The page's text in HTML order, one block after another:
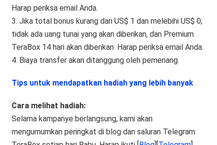
Harap periksa email Anda.
3. Jika total bonus kurang dari US$ 1 dan melebihi US$ 0,
tidak ada uang tunai yang akan diberikan, dan Premium
TeraBox 14 hari akan diberikan. Harap periksa email Anda.
4. Biaya transfer akan ditanggung oleh pemenang.
Tips untuk mendapatkan hadiah yang lebih banyak
Cara melihat hadiah:
Selama kampanye berlangsung, kami akan
mengumumkan peringkat di blog dan saluran Telegram